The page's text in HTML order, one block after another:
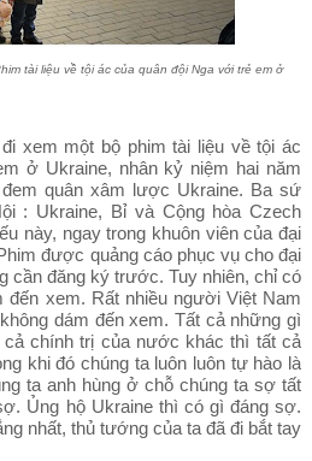
liệu về tội ác của quân đội Nga với trẻ em ở
xem một bộ phim tài liệu về tội ác
ở Ukraine, nhân kỷ niệm hai năm
quân xâm lược Ukraine. Ba sứ
: Ukraine, Bỉ và Cộng hòa Czech
này, ngay trong khuôn viên của đại
được quảng cáo phục vụ cho đại
cần đăng ký trước. Tuy nhiên, chỉ có
xem. Rất nhiều người Việt Nam
dám đến xem. Tất cả những gì
chính trị của nước khác thì tất cả
khi đó chúng ta luôn luôn tự hào là
ta anh hùng ở chỗ chúng ta sợ tất
Ủng hộ Ukraine thì có gì đáng sợ.
nhất, thủ tướng của ta đã đi bắt tay